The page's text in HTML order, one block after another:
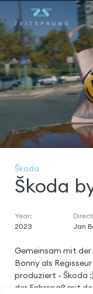
Škoda
Škoda
Year:
2023
Jan
Gemeinsam mit
Bonny als
produziert - Škoda
der Fahrspaß mit